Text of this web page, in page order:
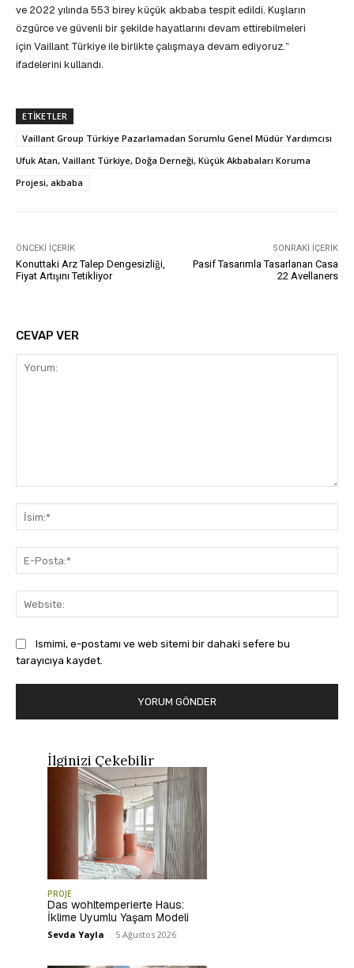
ve 2022 yılında 553 birey küçük akbaba tespit edildi. Kuşların
özgürce ve güvenli bir şekilde hayatlarını devam ettirebilmeleri
için Vaillant Türkiye ile birlikte çalışmaya devam ediyoruz.”
ifadelerini kullandı.
ETIKETLER
Vaillant Group Türkiye Pazarlamadan Sorumlu Genel Müdür Yardımcısı
Ufuk Atan, Vaillant Türkiye, Doğa Derneği, Küçük Akbabaları Koruma
Projesi, akbaba
ÖNCEKI İÇERIK
Konuttaki Arz Talep Dengesizliği,
Fiyat Artışını Tetikliyor
SONRAKI İÇERIK
Pasif Tasarımla Tasarlanan Casa
22 Avellaners
CEVAP VER
Ismimi, e-postamı ve web sitemi bir dahaki sefere bu
tarayıcıya kaydet.
İlginizi Çekebilir
PROJE
Das wohltemperierte Haus:
İklime Uyumlu Yaşam Modeli
Sevda Yayla - 5 Ağustos 2026